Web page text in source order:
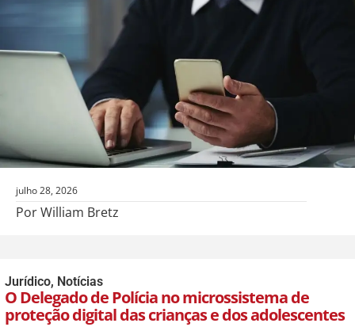
julho 28, 2026
Por William Bretz
Jurídico, Notícias
O Delegado de Polícia no microssistema de
proteção digital das crianças e dos adolescentes